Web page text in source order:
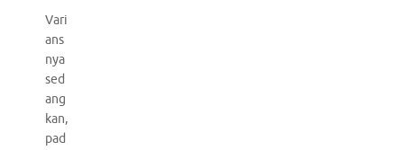
Vari
ans
nya
sed
ang
kan,
pad